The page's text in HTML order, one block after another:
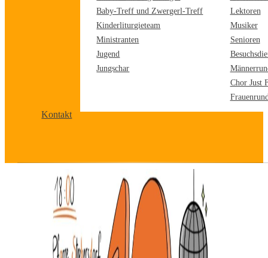
Baby-Treff und Zwergerl-Treff
Kinderliturgieteam
Ministranten
Jugend
Jungschar
Lektoren
Musiker
Senioren
Chor Just
Kontakt